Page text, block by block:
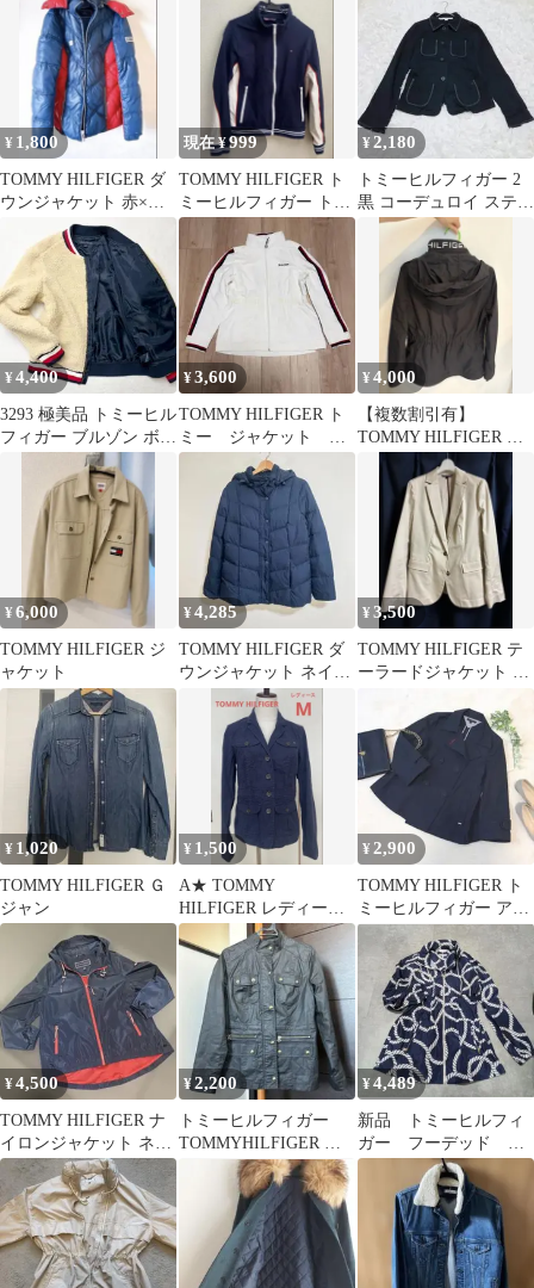
¥ 1,800
TOMMY HILFIGER ダ
ウンジャケット 赤×紺
S フード取外し可
現在 ¥999
TOMMY HILFIGER ト
ミーヒルフィガー トラ
ック ジャケット
¥2,180
トミーヒルフィガー 2
黒 コーデュロイ ステッ
チジャケット 美シルエ
ット 通勤
¥4,400
3293 極美品 トミーヒル
フィガー ブルゾン ボア
ジャケット トリコロー
¥3,600
TOMMY HILFIGER ト
ミー ジャケット ジ
ャンパー L
¥4,000
【複数割引有】
TOMMY HILFIGER フ
ード付きジャケット ブ
ラック
¥6,000
TOMMY HILFIGER ジ
ャケット
¥4,285
TOMMY HILFIGER ダ
ウンジャケット ネイビ
ー フード付き 大きめ
¥3,500
TOMMY HILFIGER テ
ーラードジャケット ベ
¥ 1,020
TOMMY HILFIGER Ｇ
ジャン
¥ 1,500
A★ TOMMY
HILFIGER レディー
ス 長袖 ジャケッ
ト M ネイビー
¥2,900
TOMMY HILFIGER ト
ミーヒルフィガー アウ
ター ネイビー 春コ
ート
¥4,500
TOMMY HILFIGER ナ
イロンジャケット ネイ
ビー L
¥2,200
トミーヒルフィガー
TOMMYHILFIGER ジ
ャケット コート
¥4,489
新品 トミーヒルフィ
ガー フーデッド ウ
インドブレーカー Aラ